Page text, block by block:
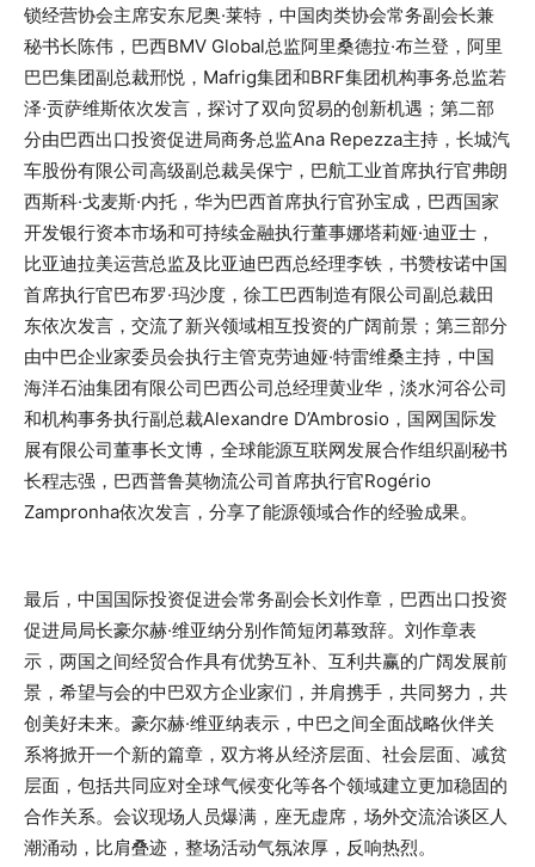
锁经营协会主席安东尼奥·莱特，中国肉类协会常务副会长兼
秘书长陈伟，巴西BMV Global总监阿里桑德拉·布兰登，阿里
巴巴集团副总裁邢悦，Mafrig集团和BRF集团机构事务总监若
泽·贡萨维斯依次发言，探讨了双向贸易的创新机遇；第二部
分由巴西出口投资促进局商务总监Ana Repezza主持，长城汽
车股份有限公司高级副总裁吴保宁，巴航工业首席执行官弗朗
西斯科·戈麦斯·内托，华为巴西首席执行官孙宝成，巴西国家
开发银行资本市场和可持续金融执行董事娜塔莉娅·迪亚士，
比亚迪拉美运营总监及比亚迪巴西总经理李铁，书赞桉诺中国
首席执行官巴布罗·玛沙度，徐工巴西制造有限公司副总裁田
东依次发言，交流了新兴领域相互投资的广阔前景；第三部分
由中巴企业家委员会执行主管克劳迪娅·特雷维桑主持，中国
海洋石油集团有限公司巴西公司总经理黄业华，淡水河谷公司
和机构事务执行副总裁Alexandre D’Ambrosio，国网国际发
展有限公司董事长文博，全球能源互联网发展合作组织副秘书
长程志强，巴西普鲁莫物流公司首席执行官Rogério
Zampronha依次发言，分享了能源领域合作的经验成果。
最后，中国国际投资促进会常务副会长刘作章，巴西出口投资
促进局局长豪尔赫·维亚纳分别作简短闭幕致辞。刘作章表
示，两国之间经贸合作具有优势互补、互利共赢的广阔发展前
景，希望与会的中巴双方企业家们，并肩携手，共同努力，共
创美好未来。豪尔赫·维亚纳表示，中巴之间全面战略伙伴关
系将掀开一个新的篇章，双方将从经济层面、社会层面、减贫
层面，包括共同应对全球气候变化等各个领域建立更加稳固的
合作关系。会议现场人员爆满，座无虚席，场外交流洽谈区人
潮涌动，比肩叠迹，整场活动气氛浓厚，反响热烈。